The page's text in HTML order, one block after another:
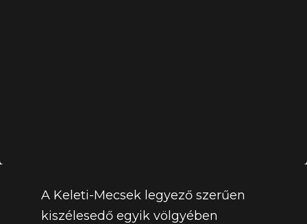
A Keleti-Mecsek legyező szerűen
kiszélesedő egyik völgyében